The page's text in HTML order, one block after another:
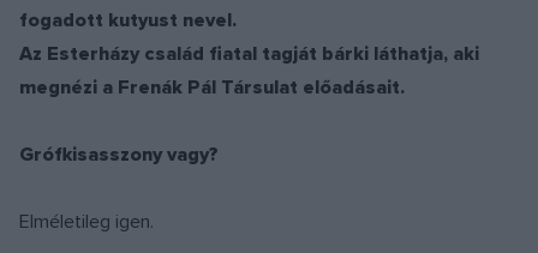
fogadott kutyust nevel.
Az Esterházy család fiatal tagját bárki láthatja, aki
megnézi a Frenák Pál Társulat előadásait.
Grófkisasszony vagy?
Elméletileg igen.